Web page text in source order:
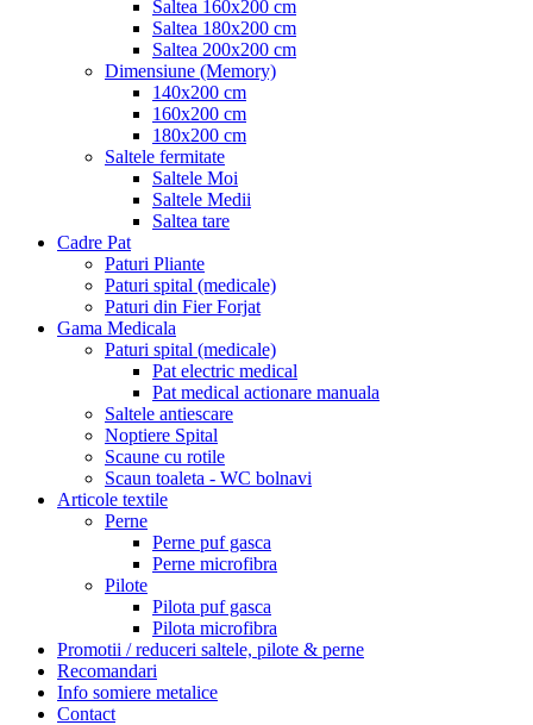
Saltea 160x200 cm
Saltea 180x200 cm
Saltea 200x200 cm
Dimensiune (Memory)
140x200 cm
160x200 cm
180x200 cm
Saltele fermitate
Saltele Moi
Saltele Medii
Saltea tare
Cadre Pat
Paturi Pliante
Paturi spital (medicale)
Paturi din Fier Forjat
Gama Medicala
Paturi spital (medicale)
Pat electric medical
Pat medical actionare manuala
Saltele antiescare
Noptiere Spital
Scaune cu rotile
Scaun toaleta - WC bolnavi
Articole textile
Perne
Perne puf gasca
Perne microfibra
Pilote
Pilota puf gasca
Pilota microfibra
Promotii / reduceri saltele, pilote & perne
Recomandari
Info somiere metalice
Contact